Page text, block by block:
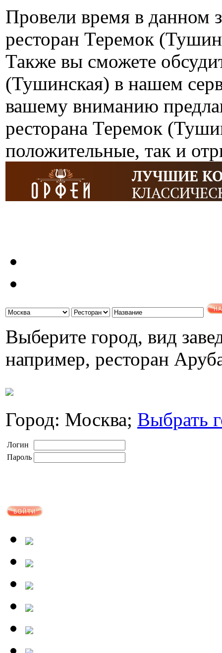
Провели время в данном
ресторан Теремок
Также вы сможете
(Тушинская) в нашем
вашему вниманию
ресторана Теремок
положительные, так и
Выберите город, вид
например, ресторан
Город: Москва; Выбрать
Логин
Пароль